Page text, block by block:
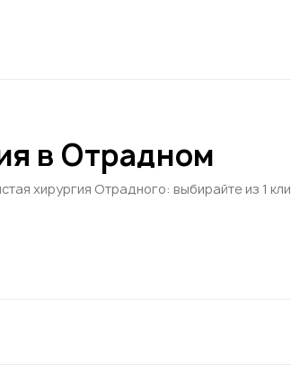
в Отрадном
хирургия Отрадного: выбирайте из 1